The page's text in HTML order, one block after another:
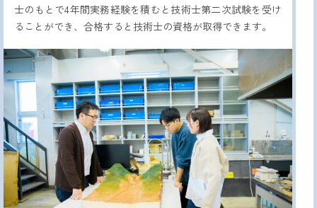
士のもとで4年間実務経験を積むと技術士第二次試験を受け
ることができ、合格すると技術士の資格が取得できます。